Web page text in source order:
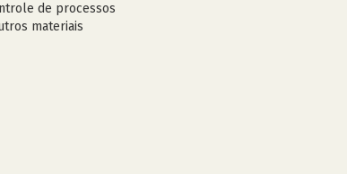
de processos
materiais